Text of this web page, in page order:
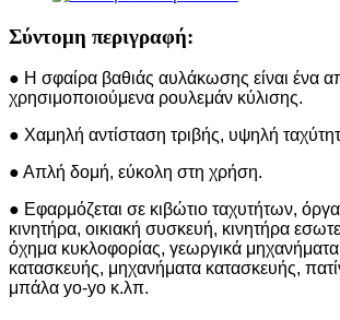
Σύντομη περιγραφή:
● Η σφαίρα βαθιάς αυλάκωσης είναι ένα
χρησιμοποιούμενα ρουλεμάν κύλισης.
● Χαμηλή αντίσταση τριβής, υψηλή
● Απλή δομή, εύκολη στη χρήση.
● Εφαρμόζεται σε κιβώτιο ταχυτήτων,
κινητήρα, οικιακή συσκευή, κινητήρα
όχημα κυκλοφορίας, γεωργικά
κατασκευής, μηχανήματα κατασκευής,
μπάλα yo-yo κ.λπ.